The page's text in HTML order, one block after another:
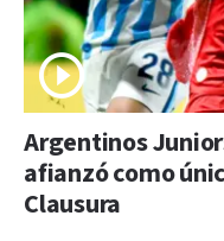
Argentinos
afianzó como
Clausura